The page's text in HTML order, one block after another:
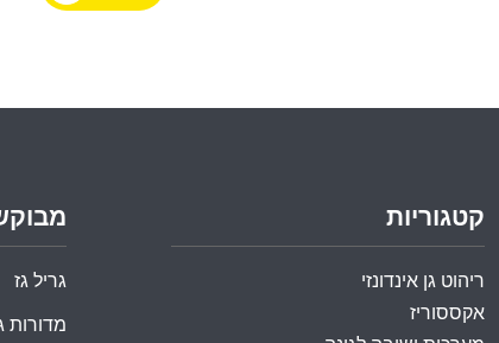
גריל גז
מדורות
קטגוריות
ריהוט גן אינדונזי
אקססוריז